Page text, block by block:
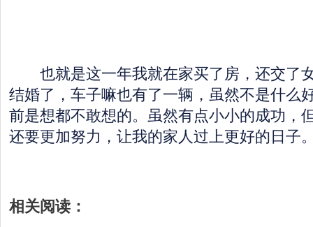
也就是这一年我就在家买了房，还交了
结婚了，车子嘛也有了一辆，虽然不是什么
前是想都不敢想的。虽然有点小小的成功，
还要更加努力，让我的家人过上更好的日子
相关阅读：